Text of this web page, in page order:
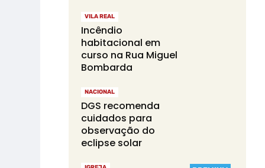
VILA REAL
Incêndio
habitacional em
curso na Rua Miguel
Bombarda
NACIONAL
DGS recomenda
cuidados para
observação do
eclipse solar